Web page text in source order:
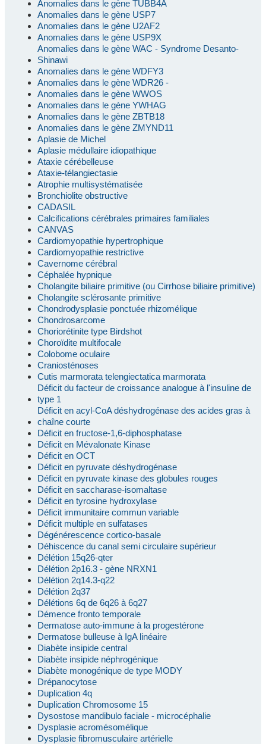
Anomalies dans le gène TUBB4A
Anomalies dans le gène USP7
Anomalies dans le gène U2AF2
Anomalies dans le gène USP9X
Anomalies dans le gène WAC - Syndrome Desanto-
Shinawi
Anomalies dans le gène WDFY3
Anomalies dans le gène WDR26 -
Anomalies dans le gène WWOS
Anomalies dans le gène YWHAG
Anomalies dans le gène ZBTB18
Anomalies dans le gène ZMYND11
Aplasie de Michel
Aplasie médullaire idiopathique
Ataxie cérébelleuse
Ataxie-télangiectasie
Atrophie multisystématisée
Bronchiolite obstructive
CADASIL
Calcifications cérébrales primaires familiales
CANVAS
Cardiomyopathie hypertrophique
Cardiomyopathie restrictive
Cavernome cérébral
Céphalée hypnique
Cholangite biliaire primitive (ou Cirrhose biliaire primitive)
Cholangite sclérosante primitive
Chondrodysplasie ponctuée rhizomélique
Chondrosarcome
Choriorétinite type Birdshot
Choroïdite multifocale
Colobome oculaire
Craniosténoses
Cutis marmorata telengiectatica marmorata
Déficit du facteur de croissance analogue à l'insuline de
type 1
Déficit en acyl-CoA déshydrogénase des acides gras à
chaîne courte
Déficit en fructose-1,6-diphosphatase
Déficit en Mévalonate Kinase
Déficit en OCT
Déficit en pyruvate déshydrogénase
Déficit en pyruvate kinase des globules rouges
Déficit en saccharase-isomaltase
Déficit en tyrosine hydroxylase
Déficit immunitaire commun variable
Déficit multiple en sulfatases
Dégénérescence cortico-basale
Déhiscence du canal semi circulaire supérieur
Délétion 15q26-qter
Délétion 2p16.3 - gène NRXN1
Délétion 2q14.3-q22
Délétion 2q37
Délétions 6q de 6q26 à 6q27
Démence fronto temporale
Dermatose auto-immune à la progestérone
Dermatose bulleuse à IgA linéaire
Diabète insipide central
Diabète insipide néphrogénique
Diabète monogénique de type MODY
Drépanocytose
Duplication 4q
Duplication Chromosome 15
Dysostose mandibulo faciale - microcéphalie
Dysplasie acromésomélique
Dysplasie fibromusculaire artérielle